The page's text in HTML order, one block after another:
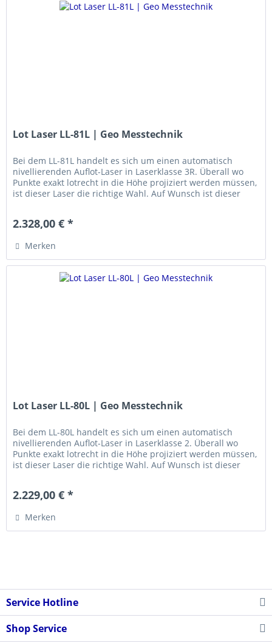
Lot Laser LL-81L | Geo Messtechnik
Bei dem LL-81L handelt es sich um einen automatisch
nivellierenden Auflot-Laser in Laserklasse 3R. Überall wo
Punkte exakt lotrecht in die Höhe projiziert werden müssen,
ist dieser Laser die richtige Wahl. Auf Wunsch ist dieser
2.328,00 € *
Merken
Lot Laser LL-80L | Geo Messtechnik
Bei dem LL-80L handelt es sich um einen automatisch
nivellierenden Auflot-Laser in Laserklasse 2. Überall wo
Punkte exakt lotrecht in die Höhe projiziert werden müssen,
ist dieser Laser die richtige Wahl. Auf Wunsch ist dieser
2.229,00 € *
Merken
Service Hotline
Shop Service